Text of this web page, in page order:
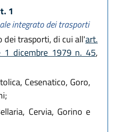
1
integrato dei trasporti
dei trasporti, di cui all'art.
1 dicembre 1979 n. 45,
Cesenatico, Goro,
Cervia, Gorino e